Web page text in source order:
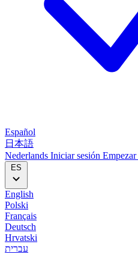
Español
日本語
Nederlands Iniciar sesión Empezar
ES
English
Polski
Français
Deutsch
Hrvatski
עברית